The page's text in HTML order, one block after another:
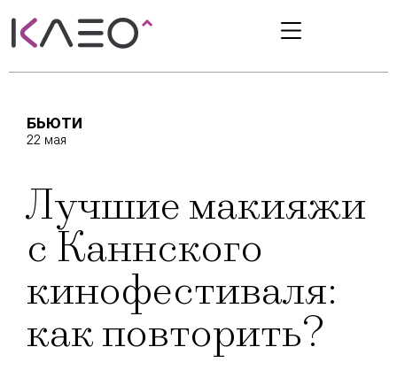
БЬЮТИ
22 мая
Лучшие макияжи
с Каннского
кинофестиваля:
как повторить?